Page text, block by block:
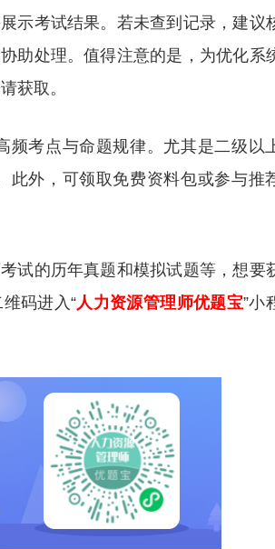
示考试结果。若未查到记录，建议
助处理。值得注意的是，为优化系
获取。
频考点与命题规律。尤其是二级以
此外，可领取免费资料包或参与推
试的历年真题和模拟试题等，想要
码进入“人力资源管理师优题宝”小